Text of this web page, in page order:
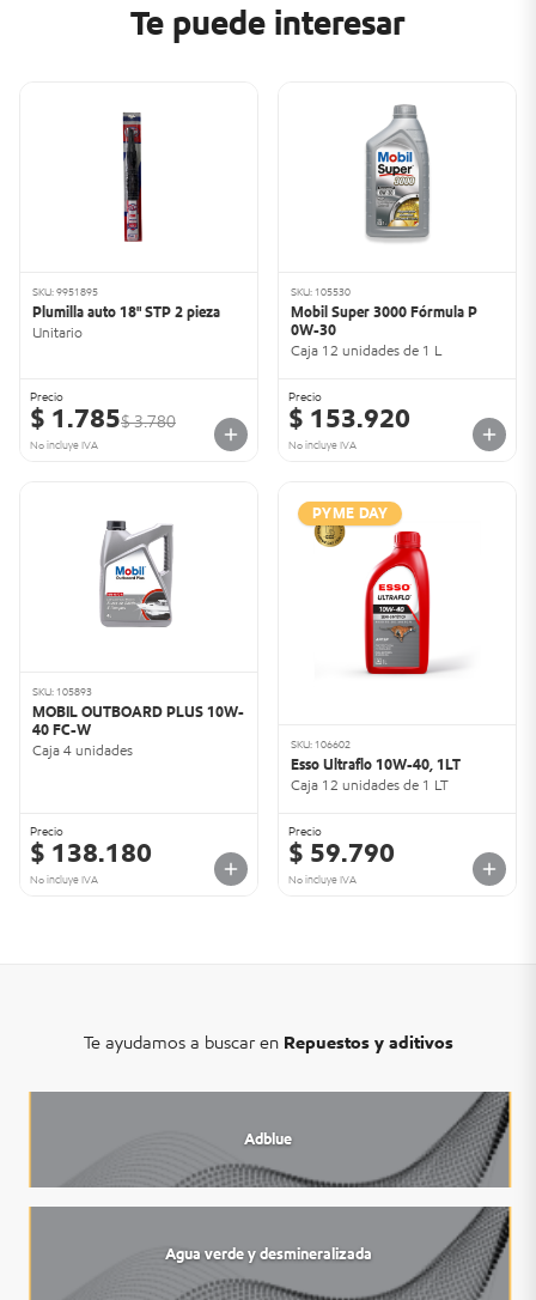
Te puede interesar
SKU: 9951895
Plumilla auto 18" STP 2 pieza
Unitario
Precio
$ 1.785$ 3.780
No incluye IVA
SKU: 105530
Mobil Super 3000 Fórmula P
0W-30
Caja 12 unidades de 1 L
Precio
$ 153.920
No incluye IVA
SKU: 105893
MOBIL OUTBOARD PLUS 10W-
40 FC-W
Caja 4 unidades
Precio
$ 138.180
No incluye IVA
PYME DAY
SKU: 106602
Esso Ultraflo 10W-40, 1LT
Caja 12 unidades de 1 LT
Precio
$ 59.790
No incluye IVA
Te ayudamos a buscar en Repuestos y aditivos
Adblue
Agua verde y desmineralizada